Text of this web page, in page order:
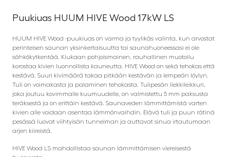
Puukiuas HUUM HIVE Wood 17kW LS
HUUM HIVE Wood -puukiuas on varma ja tyylikäs valinta, kun arvostat
perinteisen saunan yksinkertaisuutta tai saunahuoneessasi ei ole
sähkökytkentää. Kiukaan pohjoismainen, rauhallinen muotoilu
korostaa kivien luonnollista kauneutta. HIVE Wood on sekä tehokas että
kestävä. Suuri kivimäärä takaa pitkään kestävän ja lempeän löylyn.
Tuli on voimakasta ja palaminen tehokasta. Tulipesän liekkileikkuri,
joka joutuu kovimmalle kuumuudelle, on valmistettu 5 mm paksusta
teräksestä ja on erittäin kestävä. Saunaveden lämmittämistä varten
kivien alle voidaan asentaa lämmönvaihdin. Elävä tuli ja puun rätinä
pesässä luovat viihtyisän tunnelman ja auttavat sinua irtautumaan
arjen kiireistä.
HIVE Wood LS mahdollistaa saunan lämmittämisen viereisestä